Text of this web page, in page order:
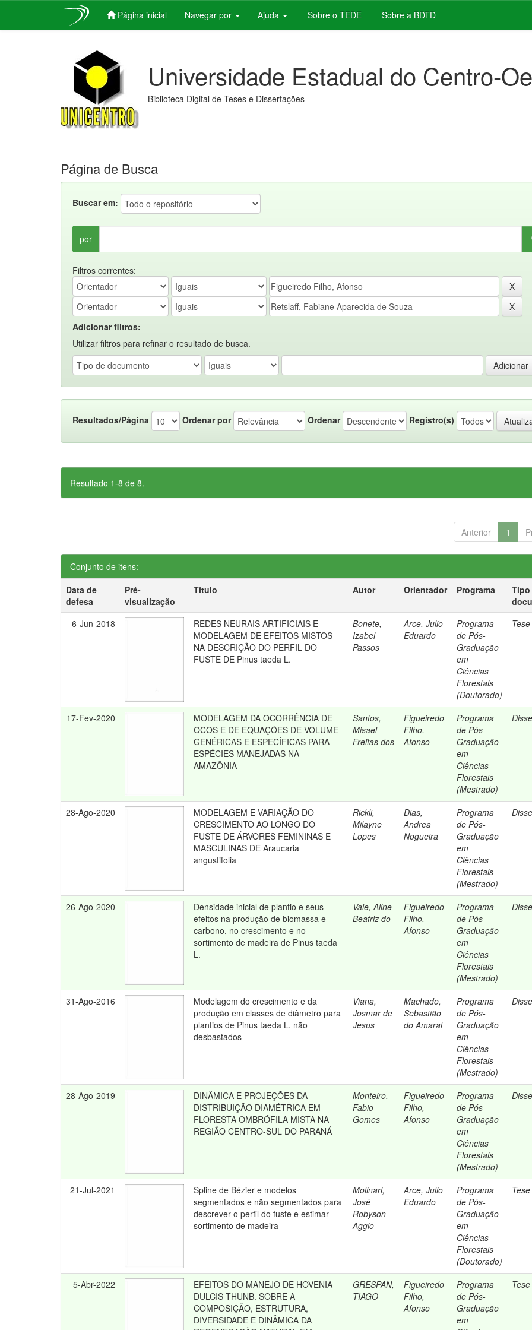
Página inicial Navegar por Ajuda Sobre o TEDE Sobre a BDTD
Universidade Estadual do Centro-
Biblioteca Digital de Teses e Dissertações
Página de Busca
Buscar em:
por
Filtros correntes:
Adicionar filtros:
Utilizar filtros para refinar o resultado de busca.
Resultados/Página Ordenar por Ordenar Registro(s)
Resultado 1-8 de 8.
Anterior 1
Conjunto de itens:
Data de
defesa
Pré-
visualização
Título Autor Orientador Programa
Tipo
6-Jun-2018
REDES NEURAIS ARTIFICIAIS E
MODELAGEM DE EFEITOS MISTOS
NA DESCRIÇÃO DO PERFIL DO
FUSTE DE Pinus taeda L.
Bonete,
Izabel
Passos
Arce, Julio
Eduardo
Programa
de Pós-
Graduação
em
Ciências
Florestais
(Doutorado)
Tese
17-Fev-2020
MODELAGEM DA OCORRÊNCIA DE
OCOS E DE EQUAÇÕES DE VOLUME
GENÉRICAS E ESPECÍFICAS PARA
ESPÉCIES MANEJADAS NA
AMAZÔNIA
Santos,
Misael
Freitas dos
Figueiredo
Filho,
Afonso
Programa
de Pós-
Graduação
em
Ciências
Florestais
(Mestrado)
28-Ago-2020
MODELAGEM E VARIAÇÃO DO
CRESCIMENTO AO LONGO DO
FUSTE DE ÁRVORES FEMININAS E
MASCULINAS DE Araucaria
angustifolia
Rickli,
Milayne
Lopes
Dias,
Andrea
Nogueira
Programa
de Pós-
Graduação
em
Ciências
Florestais
(Mestrado)
26-Ago-2020
Densidade inicial de plantio e seus
efeitos na produção de biomassa e
carbono, no crescimento e no
sortimento de madeira de Pinus taeda
L.
Vale, Aline
Beatriz do
Figueiredo
Filho,
Afonso
Programa
de Pós-
Graduação
em
Ciências
Florestais
(Mestrado)
31-Ago-2016
Modelagem do crescimento e da
produção em classes de diâmetro para
plantios de Pinus taeda L. não
desbastados
Viana,
Josmar de
Jesus
Machado,
Sebastião
do Amaral
Programa
de Pós-
Graduação
em
Ciências
Florestais
(Mestrado)
28-Ago-2019
DINÂMICA E PROJEÇÕES DA
DISTRIBUIÇÃO DIAMÉTRICA EM
FLORESTA OMBRÓFILA MISTA NA
REGIÃO CENTRO-SUL DO PARANÁ
Monteiro,
Fabio
Gomes
Figueiredo
Filho,
Afonso
Programa
de Pós-
Graduação
em
Ciências
Florestais
(Mestrado)
21-Jul-2021
Spline de Bézier e modelos
segmentados e não segmentados para
descrever o perfil do fuste e estimar
sortimento de madeira
Molinari,
José
Robyson
Aggio
Arce, Julio
Eduardo
Programa
de Pós-
Graduação
em
Ciências
Florestais
(Doutorado)
Tese
5-Abr-2022
EFEITOS DO MANEJO DE HOVENIA
DULCIS THUNB. SOBRE A
COMPOSIÇÃO, ESTRUTURA,
DIVERSIDADE E DINÂMICA DA
GRESPAN,
TIAGO
Figueiredo
Filho,
Afonso
Programa
de Pós-
Graduação
em
Tese